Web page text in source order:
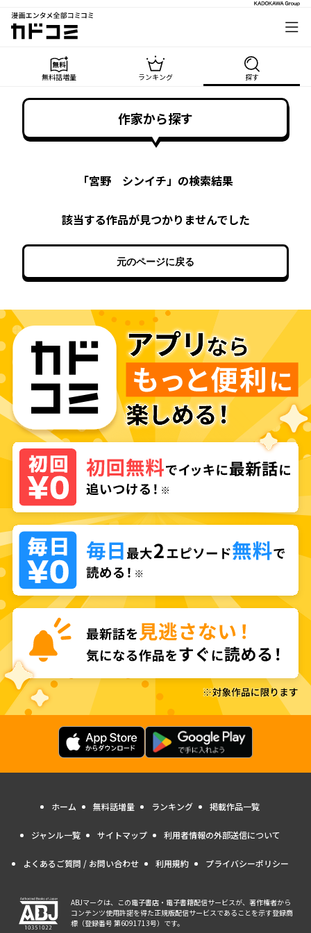
漫画エンタメ全部コミコミ
カドコミ
無料話増量 ランキング 探す
作家から探す
「宮野 シンイチ」の検索結果
該当する作品が見つかりませんでした
元のページに戻る
ホーム 無料話増量 ランキング 掲載作品一覧
ジャンル一覧 サイトマップ 利用者情報の外部送信について
よくあるご質問 / お問い合わせ 利用規約 プライバシーポリシー
ABJマークは、この電子書店・電子書籍配信サービスが、著作権者から
コンテンツ使用許諾を得た正規版配信サービスであることを示す登録商
標（登録番号 第6091713号）です。